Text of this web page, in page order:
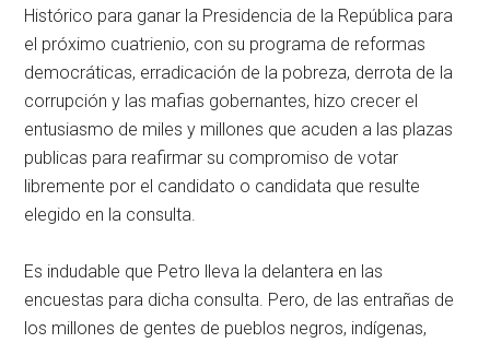
Histórico para ganar la Presidencia de la República para
el próximo cuatrienio, con su programa de reformas
democráticas, erradicación de la pobreza, derrota de la
corrupción y las mafias gobernantes, hizo crecer el
entusiasmo de miles y millones que acuden a las plazas
publicas para reafirmar su compromiso de votar
libremente por el candidato o candidata que resulte
elegido en la consulta.
Es indudable que Petro lleva la delantera en las
encuestas para dicha consulta. Pero, de las entrañas de
los millones de gentes de pueblos negros, indígenas,